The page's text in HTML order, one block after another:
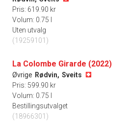
Pris: 619.90 kr
Volum: 0.75 l
Uten utvalg
(19259101)
La Colombe Girarde (2022)
Øvrige Rødvin, Sveits
Pris: 599.90 kr
Volum: 0.75 l
Bestillingsutvalget
(18966301)